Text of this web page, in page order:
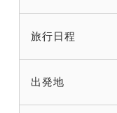
旅行日程
出発地